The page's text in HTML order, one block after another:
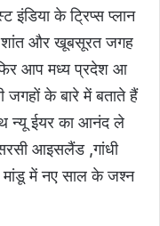
इंडिया के ट्रिप्स प्लान
और खूबसूरत जगह
आप मध्य प्रदेश आ
के बारे में बताते हैं
न्यू ईयर का आनंद ले
आइसलैंड ,गांधी
मांडू में नए साल के जश्न